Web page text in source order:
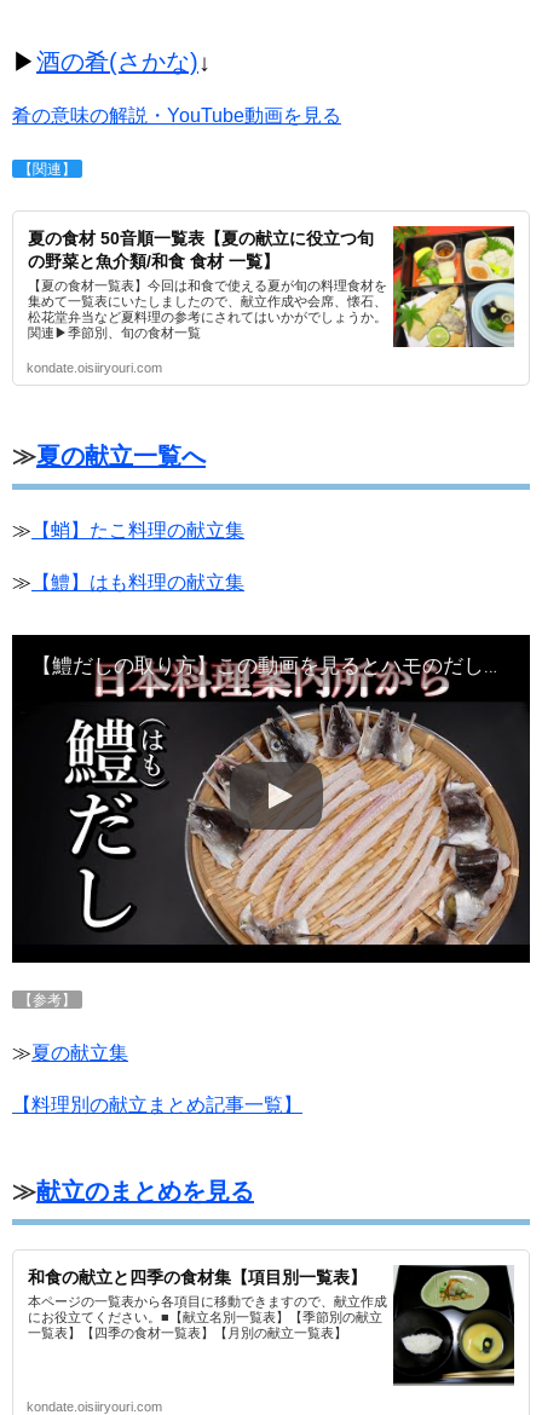
▶酒の肴(さかな)↓
肴の意味の解説・YouTube動画を見る
【関連】
夏の食材 50音順一覧表【夏の献立に役立つ旬
の野菜と魚介類/和食 食材 一覧】
【夏の食材一覧表】今回は和食で使える夏が旬の料理食材を
集めて一覧表にいたしましたので、献立作成や会席、懐石、
松花堂弁当など夏料理の参考にされてはいかがでしょうか。
関連▶季節別、旬の食材一覧
kondate.oisiiryouri.com
≫夏の献立一覧へ
≫ 【蛸】たこ料理の献立集
≫ 【鱧】はも料理の献立集
【鱧だしの取り方】この動画を見るとハモのだしが作れるようになります・Japanese food#和食レシピ日本料理案内所
【参考】
≫夏の献立集
【料理別の献立まとめ記事一覧】
≫献立のまとめを見る
和食の献立と四季の食材集【項目別一覧表】
本ページの一覧表から各項目に移動できますので、献立作成
にお役立てください。■【献立名別一覧表】【季節別の献立
一覧表】【四季の食材一覧表】【月別の献立一覧表】
kondate.oisiiryouri.com